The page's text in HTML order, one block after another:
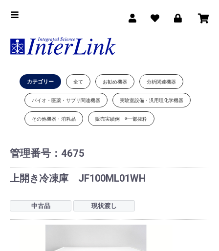
カテゴリー 全て お勧め機器 分析関連機器
バイオ・医薬・サプリ関連機器 実験室設備・汎用理化学機器
その他機器・消耗品 販売実績例 ※一部抜粋
管理番号： 4675
上開き冷凍庫 JF100ML01WH
中古品 現状渡し